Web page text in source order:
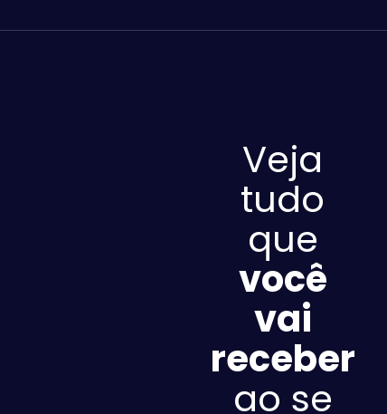
Veja
tudo
que
você
vai
receber
ao se